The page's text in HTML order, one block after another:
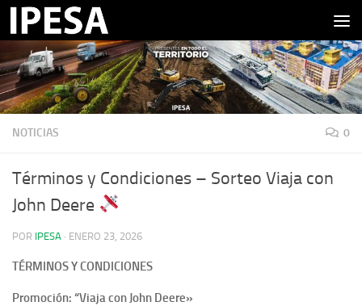
Saltar al contenido
NOTICIAS 0
Términos y Condiciones – Sorteo Viaja con
John Deere
POR IPESA · ENERO 23, 2026
TÉRMINOS Y CONDICIONES
Promoción: “Viaja con John Deere»